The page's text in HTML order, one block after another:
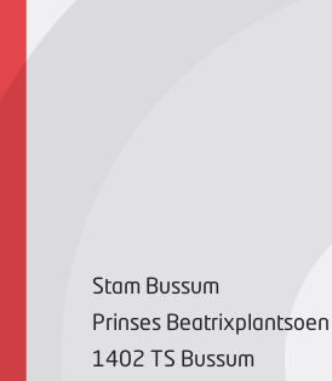
Stam Bussum
Prinses Beatrixplantsoen
1402 TS Bussum